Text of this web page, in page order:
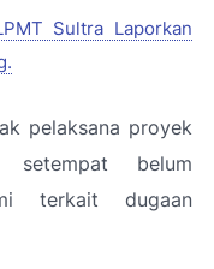
Sultra Laporkan
pelaksana proyek
setempat belum
terkait dugaan